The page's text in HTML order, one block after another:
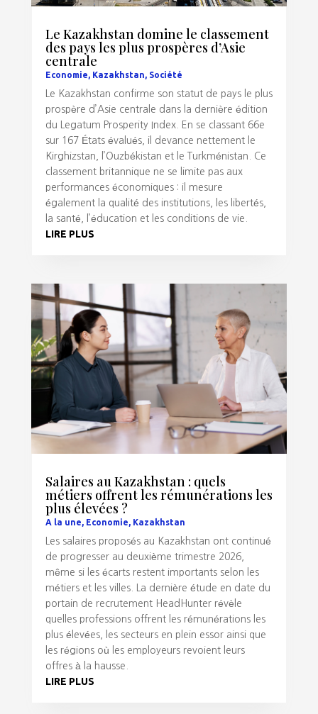
Le Kazakhstan domine le classement
des pays les plus prospères d’Asie
centrale
Economie, Kazakhstan, Société
Le Kazakhstan confirme son statut de pays le plus
prospère d’Asie centrale dans la dernière édition
du Legatum Prosperity Index. En se classant 66e
sur 167 États évalués, il devance nettement le
Kirghizstan, l’Ouzbékistan et le Turkménistan. Ce
classement britannique ne se limite pas aux
performances économiques : il mesure
également la qualité des institutions, les libertés,
la santé, l’éducation et les conditions de vie.
LIRE PLUS
Salaires au Kazakhstan : quels
métiers offrent les rémunérations les
plus élevées ?
A la une, Economie, Kazakhstan
Les salaires proposés au Kazakhstan ont continué
de progresser au deuxième trimestre 2026,
même si les écarts restent importants selon les
métiers et les villes. La dernière étude en date du
portain de recrutement HeadHunter révèle
quelles professions offrent les rémunérations les
plus élevées, les secteurs en plein essor ainsi que
les régions où les employeurs revoient leurs
offres à la hausse.
LIRE PLUS